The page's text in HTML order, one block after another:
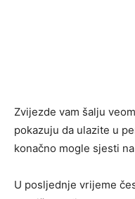
Zvijezde vam šalju
pokazuju da ulazite u
konačno mogle sjesti
U posljednje vrijeme